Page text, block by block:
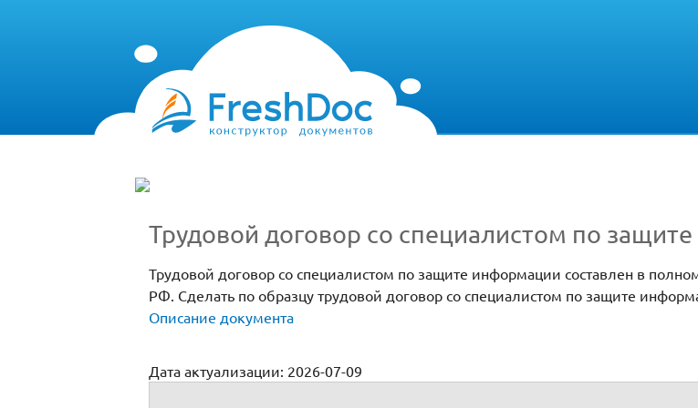
Трудовой договор со специалистом по
Трудовой договор со специалистом по защите информации составлен в
РФ. Сделать по образцу трудовой договор со специалистом по защите
Описание документа
Дата актуализации: 2026-07-09